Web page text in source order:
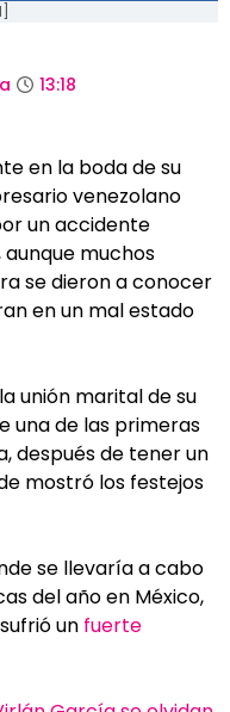
13:18
en la boda de su
venezolano
un accidente
muchos
se dieron a conocer
en un mal estado
unión marital de su
una de las primeras
después de tener un
mostró los festejos
se llevaría a cabo
del año en México,
un fuerte